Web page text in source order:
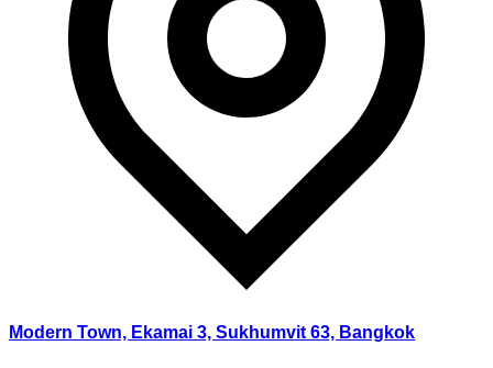
Modern Town, Ekamai 3, Sukhumvit 63, Bangkok